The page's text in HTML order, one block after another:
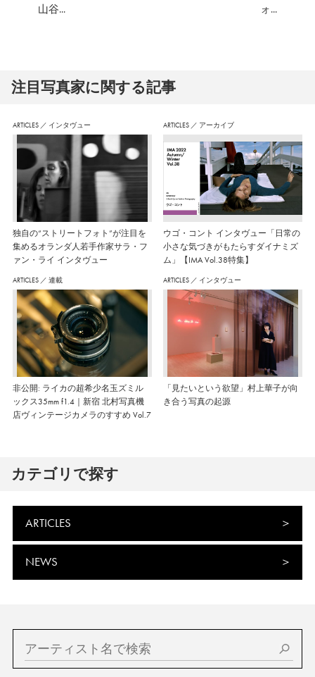
山谷...
ォ...
注⽬写真家に関する記事
ARTICLES ／ インタヴュー
独自の“ストリートフォト”が注目を
集めるオランダ人若手作家サラ・フ
ァン・ライ インタヴュー
ARTICLES ／ アーカイブ
ウゴ・コント インタヴュー「日常の
小さな気づきがもたらすダイナミズ
ム」【IMA Vol.38特集】
ARTICLES ／ 連載
非公開: ライカの超希少名玉ズミル
ックス35mm f1.4｜新宿 北村写真機
店ヴィンテージカメラのすすめ Vol.7
ARTICLES ／ インタヴュー
「見たいという欲望」村上華子が向
き合う写真の起源
カテゴリで探す
ARTICLES
NEWS